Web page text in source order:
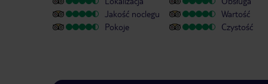
Jakość noclegu
Pokoje
Wartość
Czystość